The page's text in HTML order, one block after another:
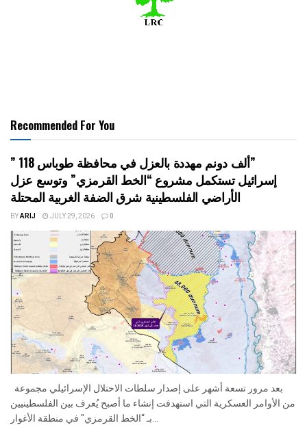
Recommended For You
” 118 ألف دونم مهددة بالعزل في محافظة طوباس”
إسرائيل تستكمل مشروع “الخط القرمزي” وتوسع عزل
الأراضي الفلسطينية شرق الضفة الغربية المحتلة
BYARIJ JULY 29, 2026 0
من الأوامر العسكرية التي استهدفت إنشاء ما أصبح يُعرف بين الفلسطينيين
بـ “الخط القرمزي" في منطقة الأغوار...